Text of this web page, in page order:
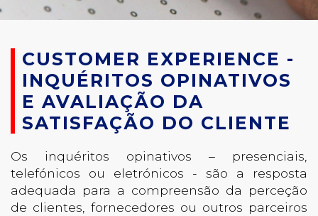
CUSTOMER EXPERIENCE -
INQUÉRITOS OPINATIVOS
E AVALIAÇÃO DA
SATISFAÇÃO DO CLIENTE
Os inquéritos opinativos – presenciais,
telefónicos ou eletrónicos - são a resposta
adequada para a compreensão da perceção
de clientes, fornecedores ou outros parceiros